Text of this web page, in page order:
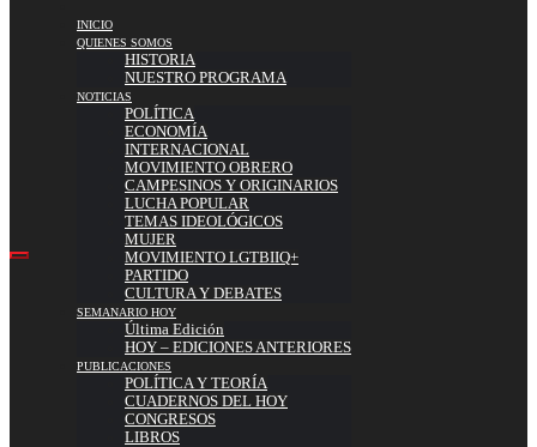
INICIO
QUIENES SOMOS
HISTORIA
NUESTRO PROGRAMA
NOTICIAS
POLÍTICA
ECONOMÍA
INTERNACIONAL
MOVIMIENTO OBRERO
CAMPESINOS Y ORIGINARIOS
LUCHA POPULAR
TEMAS IDEOLÓGICOS
MUJER
MOVIMIENTO LGTBIIQ+
PARTIDO
CULTURA Y DEBATES
SEMANARIO HOY
Última Edición
HOY – EDICIONES ANTERIORES
PUBLICACIONES
POLÍTICA Y TEORÍA
CUADERNOS DEL HOY
CONGRESOS
LIBROS